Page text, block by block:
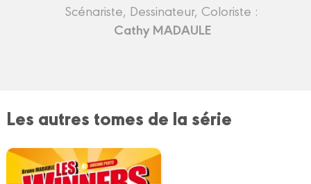
Scénariste, Dessinateur, Coloriste :
Cathy MADAULE
Les autres tomes de la série